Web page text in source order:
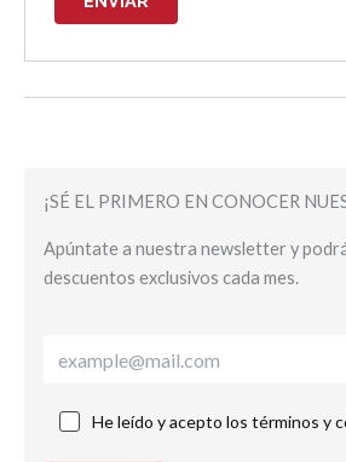
¡SÉ EL PRIMERO EN CONOCER
Apúntate a nuestra newsletter y
descuentos exclusivos cada mes.
He leído y acepto los términos y